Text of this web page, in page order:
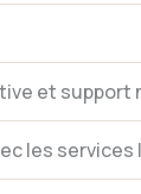
et support
les services